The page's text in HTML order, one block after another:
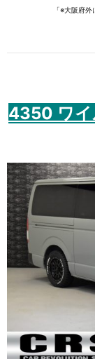
「※大阪府
4350 ワイ